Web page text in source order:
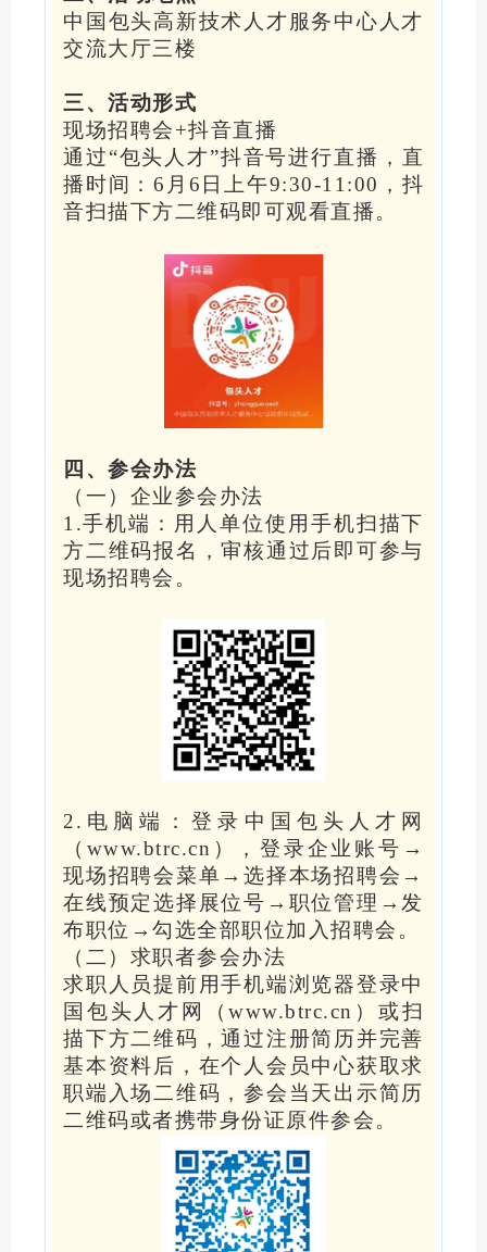
中国包头高新技术人才服务中心人才
交流大厅三楼
三、 活动形式
现场招聘会+抖音直播
通过“包头人才”抖音号进行直播，直
播时间：6月6日上午9:30-11:00，抖
音扫描下方二维码即可观看直播。
四、参会办法
（一）企业参会办法
1.手机端：用人单位使用手机扫描下
方二维码报名，审核通过后即可参与
现场招聘会。
2.电脑端：登录中国包头人才网
（www.btrc.cn），登录企业账号→
现场招聘会菜单→选择本场招聘会→
在线预定选择展位号→职位管理→发
布职位→勾选全部职位加入招聘会。
（二）求职者参会办法
求职人员提前用手机端浏览器登录中
国包头人才网（www.btrc.cn）或扫
描下方二维码，通过注册简历并完善
基本资料后，在个人会员中心获取求
职端入场二维码，参会当天出示简历
二维码或者携带身份证原件参会。